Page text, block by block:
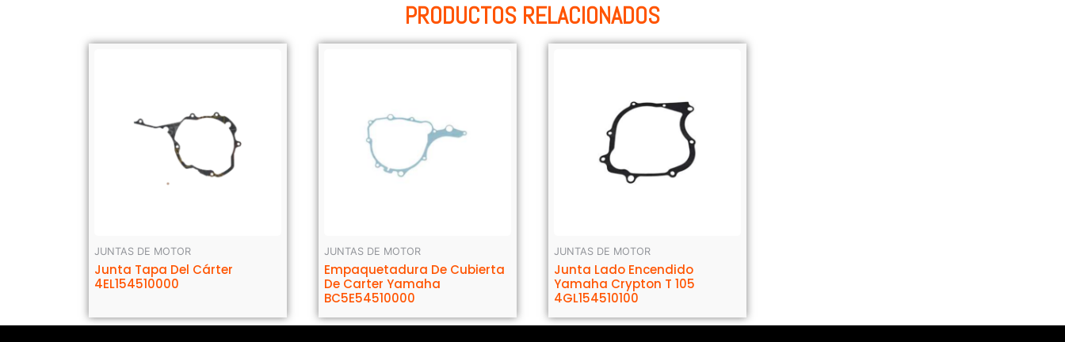
PRODUCTOS RELACIONADOS
JUNTAS DE MOTOR
Junta Tapa Del Cárter
4EL154510000
JUNTAS DE MOTOR
Empaquetadura De Cubierta
De Carter Yamaha
BC5E54510000
JUNTAS DE MOTOR
Junta Lado Encendido
Yamaha Crypton T 105
4GL154510100